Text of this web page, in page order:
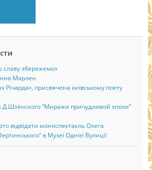
славу збережемо»
Марлен
Річарда», присвячена київському поету
Д.Шлёнского “Миражи причудливой эпохи”
відвідати моноспектакль Олега
в Музеї Однієї Вулиці!